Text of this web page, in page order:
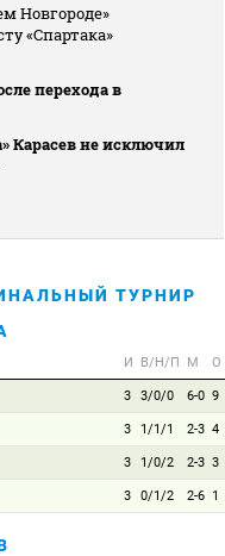
Новгороде»
«Спартака»
перехода в
Карасев не исключил
ТУРНИР
И В/Н/П М О
3 3/0/0 6-0 9
3 1/1/1 2-3 4
3 1/0/2 2-3 3
3 0/1/2 2-6 1